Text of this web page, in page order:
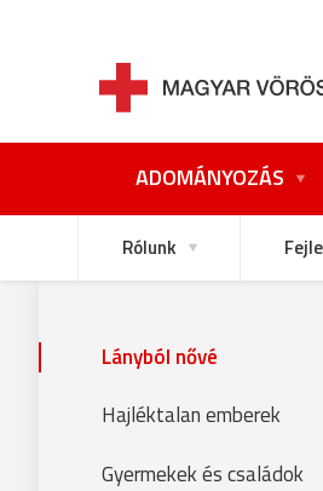
ADOMÁNYOZÁS
Rólunk
Lányból nővé
Hajléktalan emberek
Gyermekek és családok